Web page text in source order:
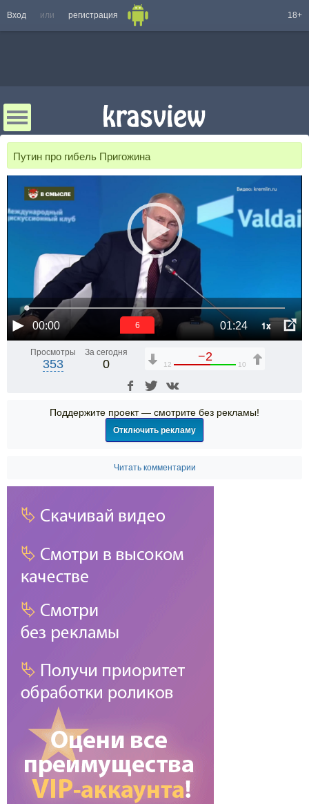
Вход или регистрация 18+
Путин про гибель Пригожина
00:00 01:24 1x
6
Просмотры
353
За сегодня
0
−2
12 10
Поддержите проект — смотрите без рекламы!
Отключить рекламу
Читать комментарии